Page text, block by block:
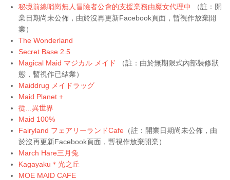
秘境前線哨崗無人冒險者公會的支援業務由魔女代理中
（註：開
業日期尚未公佈，由於沒再更新Facebook頁面，暫視作放棄開
業）
The Wonderland
Secret Base 2.5
Magical Maid マジカル メイド
（註：由於無期限式內部裝修狀
態，暫視作已結業）
Maiddrug メイドラッグ
Maid Planet +
從...異世界
Maid 100%
Fairyland フェアリーランドCafe （註：開業日期尚未公佈，由
於沒再更新Facebook頁面，暫視作放棄開業）
March Hare三月兔
Kagayaku＊光之丘
MOE MAID CAFE